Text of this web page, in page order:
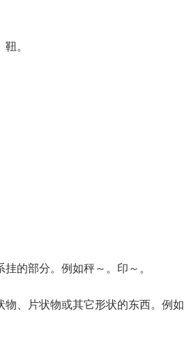
。
的部分。例如秤～。印～。
、片状物或其它形状的东西。例如